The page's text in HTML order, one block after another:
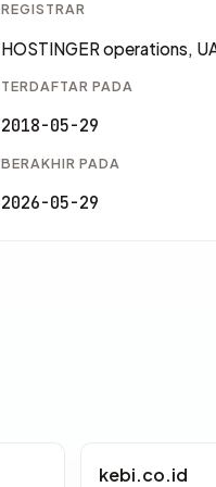
REGISTRAR
HOSTINGER operations,
TERDAFTAR PADA
2018-05-29
BERAKHIR PADA
2026-05-29
kebi.co.id